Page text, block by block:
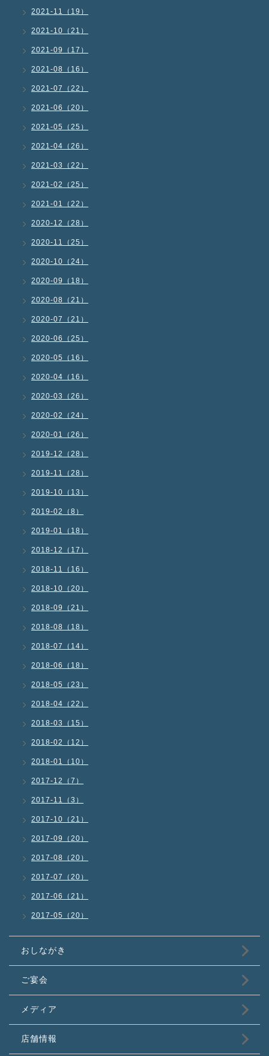
2021-11（19）
2021-10（21）
2021-09（17）
2021-08（16）
2021-07（22）
2021-06（20）
2021-05（25）
2021-04（26）
2021-03（22）
2021-02（25）
2021-01（22）
2020-12（28）
2020-11（25）
2020-10（24）
2020-09（18）
2020-08（21）
2020-07（21）
2020-06（25）
2020-05（16）
2020-04（16）
2020-03（26）
2020-02（24）
2020-01（26）
2019-12（28）
2019-11（28）
2019-10（13）
2019-02（8）
2019-01（18）
2018-12（17）
2018-11（16）
2018-10（20）
2018-09（21）
2018-08（18）
2018-07（14）
2018-06（18）
2018-05（23）
2018-04（22）
2018-03（15）
2018-02（12）
2018-01（10）
2017-12（7）
2017-11（3）
2017-10（21）
2017-09（20）
2017-08（20）
2017-07（20）
2017-06（21）
2017-05（20）
おしながき
ご宴会
メディア
店舗情報